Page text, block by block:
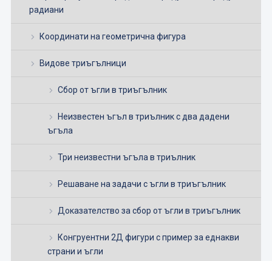
радиани
Координати на геометрична фигура
Видове триъгълници
Сбор от ъгли в триъгълник
Неизвестен ъгъл в триълник с два дадени
ъгъла
Три неизвестни ъгъла в триълник
Решаване на задачи с ъгли в триъгълник
Доказателство за сбор от ъгли в триъгълник
Конгруентни 2Д фигури с пример за еднакви
страни и ъгли